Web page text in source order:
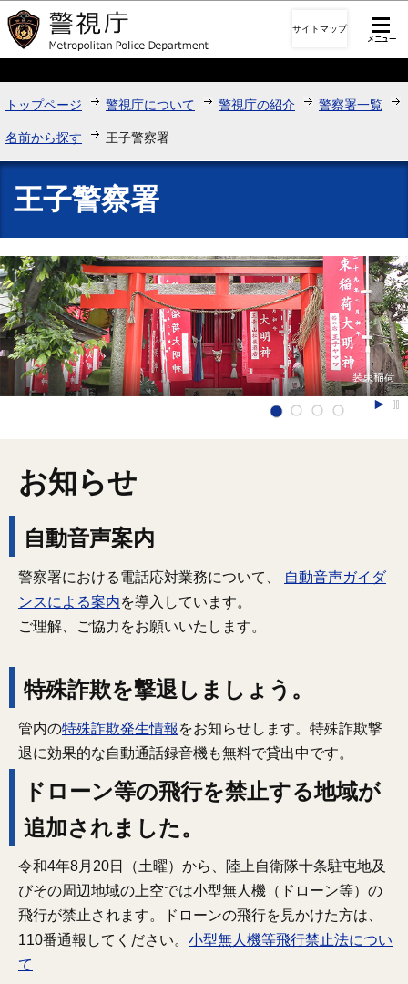
このページの本文へ移動
サイトマップ
トップページ 警視庁について 警視庁の紹介 警察署一覧
名前から探す 王子警察署
王子警察署
お知らせ
自動音声案内
警察署における電話応対業務について、
自動音声ガイダ
ンスによる案内を導入しています。
ご理解、ご協力をお願いいたします。
特殊詐欺を撃退しましょう。
管内の特殊詐欺発生情報 をお知らせします。特殊詐欺撃
退に効果的な自動通話録音機も無料で貸出中です。
ドローン等の飛行を禁止する地域が
追加されました。
令和4年8月20日（土曜）から、陸上自衛隊十条駐屯地及
びその周辺地域の上空では小型無人機（ドローン等）の
飛行が禁止されます。ドローンの飛行を見かけた方は、
110番通報してください。 小型無人機等飛行禁止法につい
て